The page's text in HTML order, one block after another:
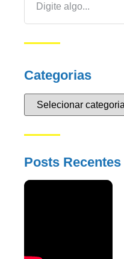
Categorias
Posts Recentes